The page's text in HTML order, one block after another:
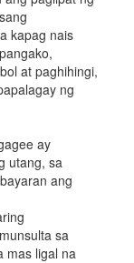
kapag nais
at paghihingi,
ng
ay
utang, sa
ang
sa
mas ligal na